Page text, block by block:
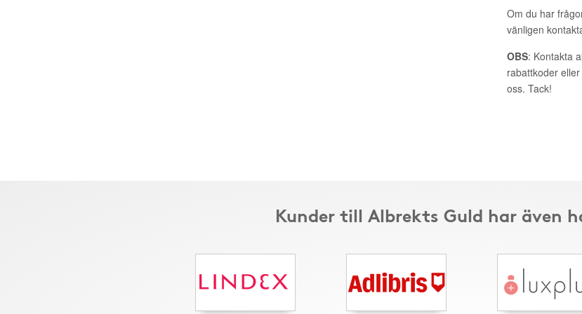
Om du har
vänligen
OBS: Kontakta
rabattkoder
oss. Tack!
Kunder till Albrekts Guld har även